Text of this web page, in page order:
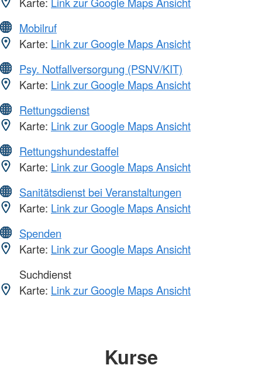
Mobilruf
Karte: Link zur Google Maps Ansicht
Psy. Notfallversorgung (PSNV/KIT)
Karte: Link zur Google Maps Ansicht
Rettungsdienst
Karte: Link zur Google Maps Ansicht
Rettungshundestaffel
Karte: Link zur Google Maps Ansicht
Sanitätsdienst bei Veranstaltungen
Karte: Link zur Google Maps Ansicht
Spenden
Karte: Link zur Google Maps Ansicht
Suchdienst
Karte: Link zur Google Maps Ansicht
Kurse